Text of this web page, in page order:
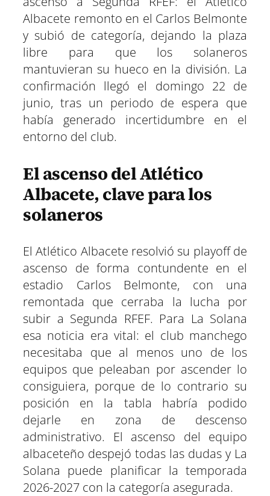
Albacete remonto en el Carlos Belmonte
y subió de categoría, dejando la plaza
libre para que los solaneros
mantuvieran su hueco en la división. La
confirmación llegó el domingo 22 de
junio, tras un periodo de espera que
había generado incertidumbre en el
entorno del club.
El ascenso del Atlético
Albacete, clave para los
solaneros
El Atlético Albacete resolvió su playoff de
ascenso de forma contundente en el
estadio Carlos Belmonte, con una
remontada que cerraba la lucha por
subir a Segunda RFEF. Para La Solana
esa noticia era vital: el club manchego
necesitaba que al menos uno de los
equipos que peleaban por ascender lo
consiguiera, porque de lo contrario su
posición en la tabla habría podido
dejarle en zona de descenso
administrativo. El ascenso del equipo
albaceteño despejó todas las dudas y La
Solana puede planificar la temporada
2026-2027 con la categoría asegurada.